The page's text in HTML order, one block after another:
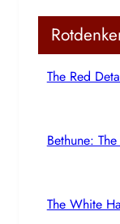
The Red
Bethune:
The White